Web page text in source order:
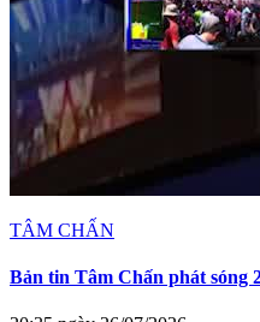
TÂM CHẤN
Bản tin Tâm Chấn phát sóng